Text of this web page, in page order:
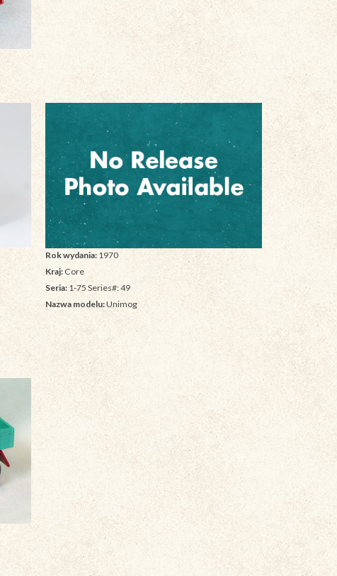
Rok wydania:1970
Kraj:Core
Seria:1-75 Series#: 49
Nazwa modelu:Unimog